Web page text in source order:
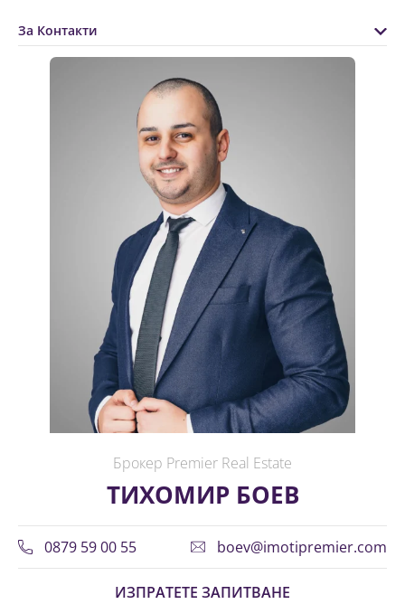
За Контакти
Брокер Premier Real Estate
ТИХОМИР БОЕВ
0879 59 00 55 boev@imotipremier.com
ИЗПРАТЕТЕ ЗАПИТВАНЕ